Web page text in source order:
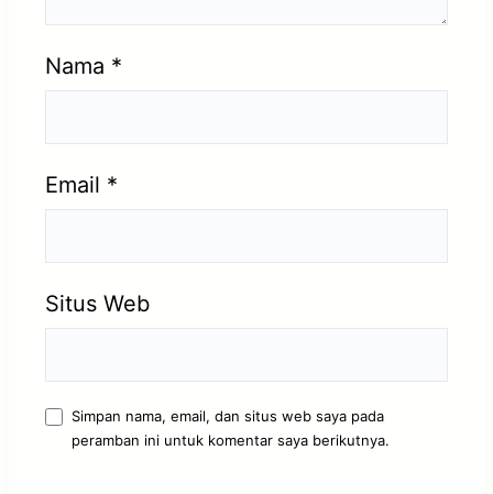
Nama *
Email *
Situs Web
Simpan nama, email, dan situs web saya pada
peramban ini untuk komentar saya berikutnya.